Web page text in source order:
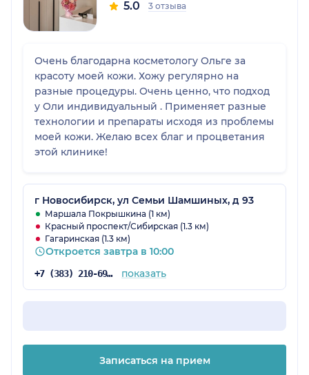
5.0 3 отзыва
Очень благодарна косметологу Ольге за
красоту моей кожи. Хожу регулярно на
разные процедуры. Очень ценно, что подход
у Оли индивидуальный . Применяет разные
технологии и препараты исходя из проблемы
моей кожи. Желаю всех благ и процветания
этой клинике!
г Новосибирск, ул Семьи Шамшиных, д 93
Маршала Покрышкина (1 км)
Красный проспект/Сибирская (1.3 км)
Гагаринская (1.3 км)
Откроется завтра в 10:00
+7 (383) 210-69-85 показать
Записаться на прием